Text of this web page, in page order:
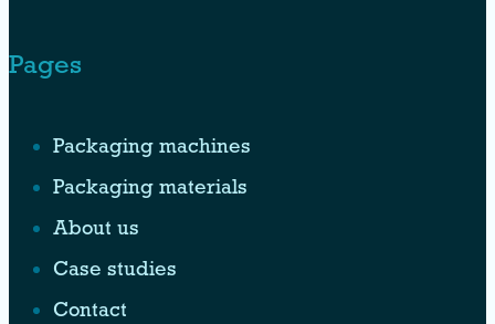
Pages
Packaging machines
Packaging materials
About us
Case studies
Contact